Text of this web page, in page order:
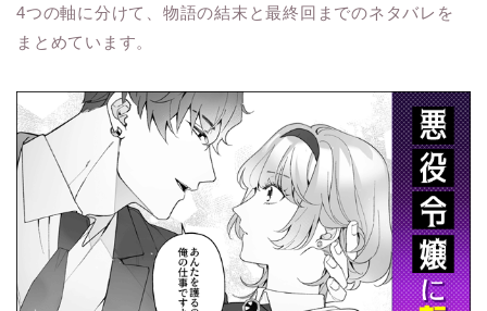
4つの軸に分けて、物語の結末と最終回までのネタバレを
まとめています。